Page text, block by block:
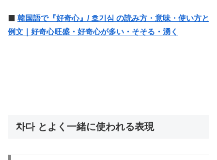
韓国語で『好奇心』/ 호기심 の読み方・意味・使い方と
例文｜好奇心旺盛・好奇心が多い・そそる・湧く
차다 とよく一緒に使われる表現